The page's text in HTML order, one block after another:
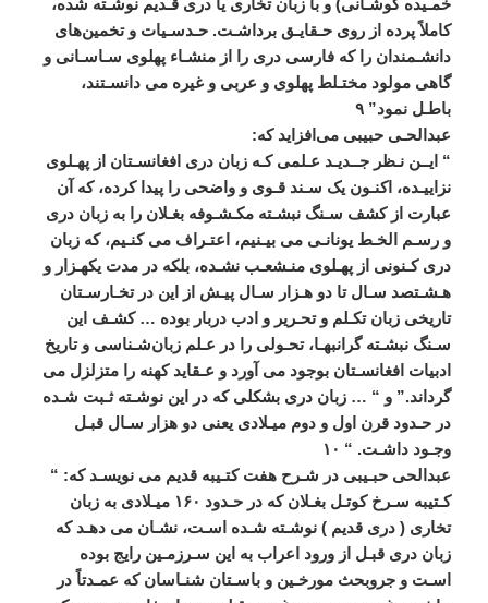
خمـيده کوشـانی)و با زبان تخاری يا دری قـديم نوشـته شده،
کاملاً پرده از روی حـقايـق برداشـت.حـدسـيات و تخمينهای
دانشـمندان را که فارسی دری را از منشـاء پهلوی سـاسـانی و
گاهی مولود مختـلط پهلوی و عربی و غيره می ‌دانسـتند،
باطـل نمود”۹
عبدالحـی حبيبی می افزايد که:
“ ايــن نـظر جــديـد عـلمی کـه زبان دری افغانسـتان از پهـلوی
نزاييـده، اکنـون يک سـند قـوی و واضحی را پيدا کرده، که آن
عبارت از کشف سـنگ نبشـته مکـشـوفه بغـلان را به زبان دری
و رسـم الخـط يونانـی می ‌بيـنيم، اعتـراف می ‌کنـيم، که زبان
دری کـنونی از پهـلوی منـشعـب نشـده، بلکه در مدت يکهـزار و
هـشـتصد سـال تا دو هـزار سـال پيـش از اين در تخـارسـتان
تاريخی زبان تکـلم و تحـرير و ادب دربار بوده …کشـف اين
سـنگ ‌نبشـته گرانبهـا، تحـولی را در عـلم زبانشـناسی و تاريخ
ادبيات افغانسـتان بوجود می آورد و عـقايد کهنه را متزلزل می
گرداند.”و “ …زبان دری بشکلی که در اين نوشـته ثـبت شـده
در حـدود قرن اول و دوم ميـلادی يعنی دو هزار سـال قبـل
وجـود داشـت. “ ۱۰
عبدالحی حبـيبی در شـرح هفت کتـيبه قديم می ‌نويسـد که: “
کـتيبه سـرخ کوتـل بغـلان که در حـدود ۱۶۰ ميـلادی به زبان
تخاری (دری قديم )نوشـته شـده اسـت، نشـان می ‌دهـد که
زبان دری قبـل از ورود اعراب به اين سـرزمـين رايج بوده
اسـت و جروبحث مورخـين و باسـتان شنـاسان که عمـدتاً در